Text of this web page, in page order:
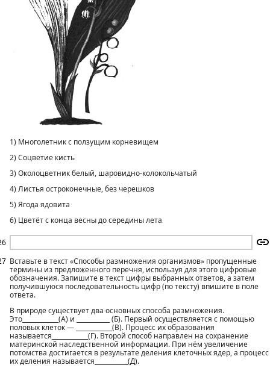
1) Многолетник с ползущим корневищем
2) Соцветие кисть
3) Околоцветник белый, шаровидно-колокольчатый
4) Листья остроконечные, без черешков
5) Ягода ядовита
6) Цветёт с конца весны до середины лета
Вставьте в текст «Способы размножения организмов» пропущенные
термины из предложенного перечня, используя для этого цифровые
обозначения. Запишите в текст цифры выбранных ответов, а затем
получившуюся последовательность цифр (по тексту) впишите в поле
ответа.
В природе существует два основных способа размножения.
Это____________(А) и ___________ (Б). Первый осуществляется с помощью
половых клеток — ____________(В). Процесс их образования
называется____________(Г). Второй способ направлен на сохранение
материнской наследственной информации. При нём увеличение
потомства достигается в результате деления клеточных ядер, а процесс
их деления называется___________(Д).